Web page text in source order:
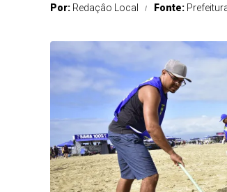
Por: Redaçâo Local Fonte: